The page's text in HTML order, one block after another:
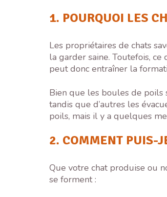
1. POURQUOI LES
Les propriétaires de chats
la garder saine. Toutefois,
peut donc entraîner la
Bien que les boules de poils
tandis que d’autres les
poils, mais il y a quelques
2. COMMENT PUIS-
Que votre chat produise ou
se forment :